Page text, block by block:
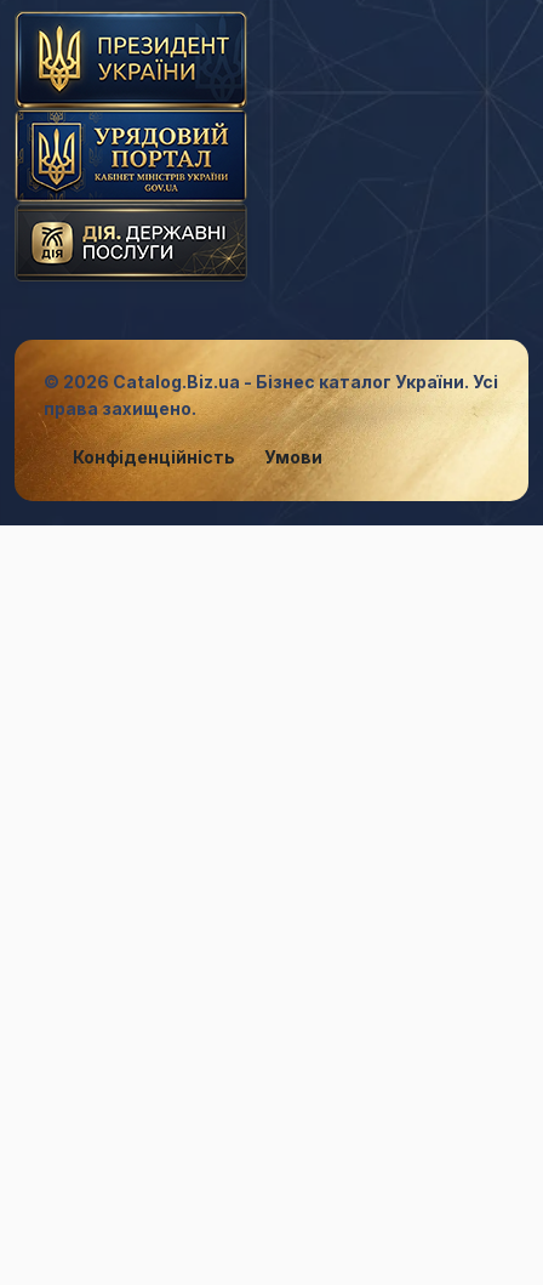
© 2026 Catalog.Biz.ua - Бізнес каталог України. Усі
права захищено.
Конфіденційність Умови